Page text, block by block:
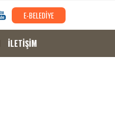
E-BELEDİYE
İLETİŞİM